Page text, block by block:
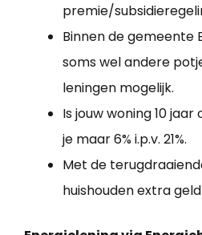
premie/
Binnen de gemeente
soms wel andere
leningen mogelijk.
Is jouw woning 10
je maar 6% i.p.v. 21%.
Met de
huishouden extra